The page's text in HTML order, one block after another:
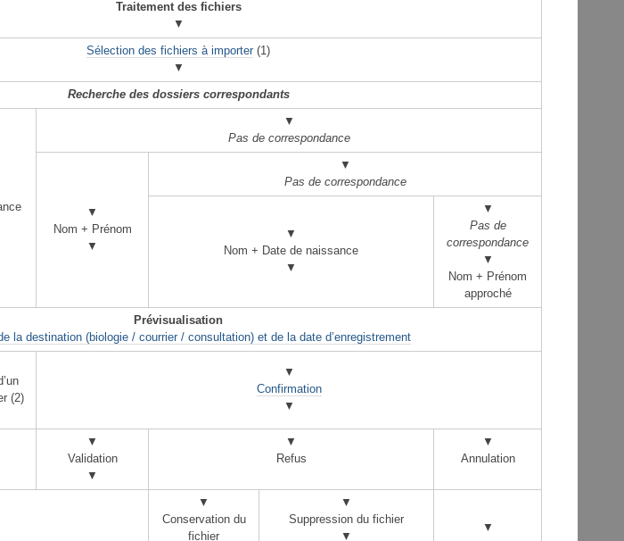
Traitement des fichiers
▼
Sélection des fichiers à importer (1)
▼
Recherche des dossiers correspondants
▼
Pas de correspondance
▼
Nom + Prénom
▼
▼
Pas de correspondance
▼
Nom + Date de naissance
▼
▼
Pas de
correspondance
▼
Nom + Prénom
approché
Prévisualisation
la destination (biologie / courrier / consultation) et de la date d’enregistrement
(2)
▼
Confirmation
▼
▼
Validation
▼
▼
Refus
▼
Annulation
▼
Conservation du
fichier
▼
Suppression du fichier
▼
▼